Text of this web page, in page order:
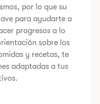
por lo que su
para ayudarte a
progresos a lo
sobre los
y recetas, te
adaptadas a tus